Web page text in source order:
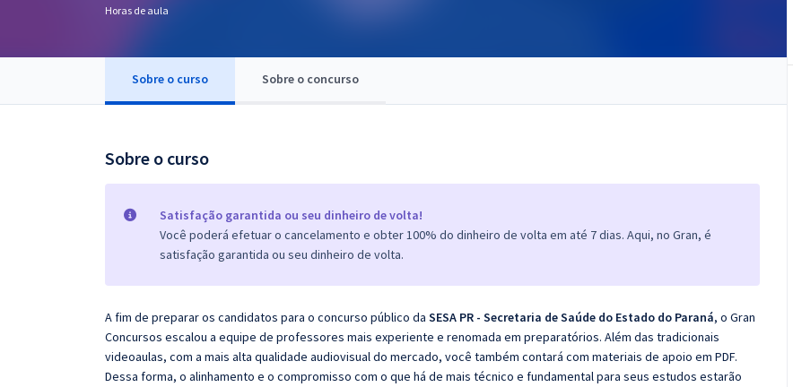
OAB
Questões grátis
Conteúdo gratuito
Horas de aula
Sobre o curso Sobre o concurso
Sobre o curso
Satisfação garantida ou seu dinheiro de volta!
Você poderá efetuar o cancelamento e obter 100% do dinheiro de volta em até 7 dias. Aqui, no Gran, é
satisfação garantida ou seu dinheiro de volta.
A fim de preparar os candidatos para o concurso público da SESA PR - Secretaria de Saúde do Estado do Paraná, o Gran
Concursos escalou a equipe de professores mais experiente e renomada em preparatórios. Além das tradicionais
videoaulas, com a mais alta qualidade audiovisual do mercado, você também contará com materiais de apoio em PDF.
Dessa forma, o alinhamento e o compromisso com o que há de mais técnico e fundamental para seus estudos estarão